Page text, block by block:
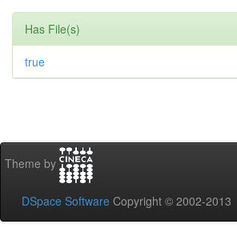
Has File(s)
true
Theme by
DSpace Software Copyright © 2002-2013